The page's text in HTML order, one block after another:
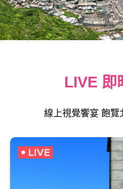
LIVE 即
線上視覺饗宴 飽覽